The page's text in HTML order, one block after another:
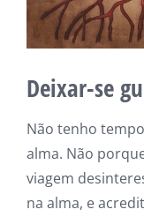
Deixar-se
Não tenho
alma. Não
viagem
na alma, e